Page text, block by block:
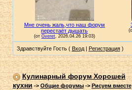
Здравствуйте Гость ( Вход| Регистрация)
Кулинарный форум Хорошей
кухни->Общие форумы-> Рисуем вместе